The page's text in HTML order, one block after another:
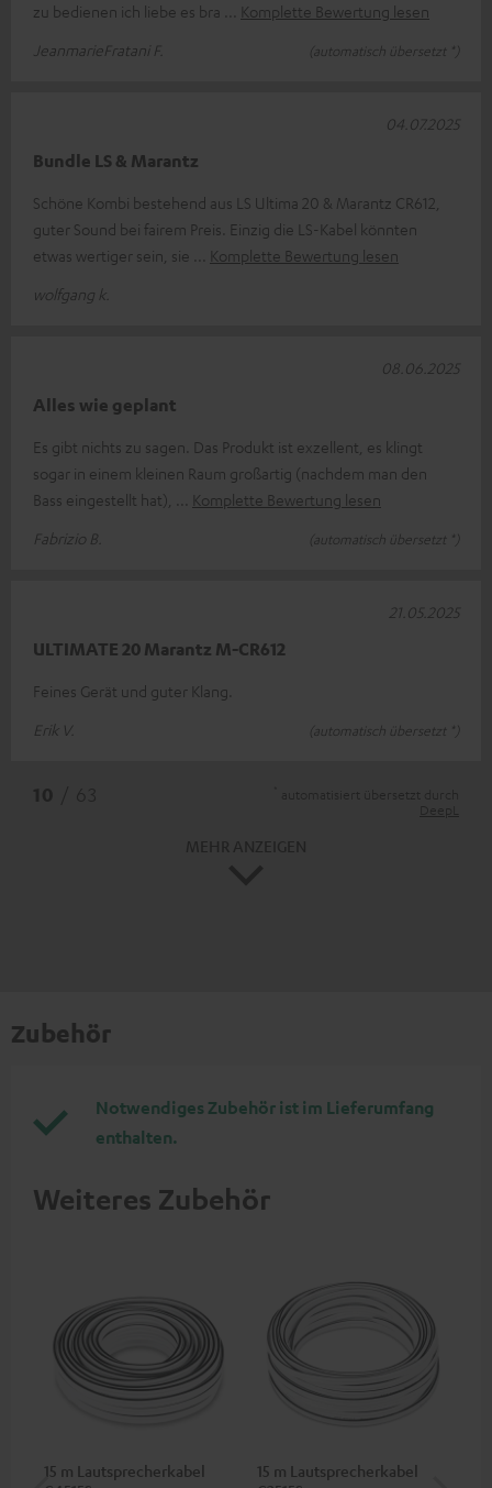
zu bedienen ich liebe es bra
Komplette Bewertung lesen
JeanmarieFratani F.
(automatisch übersetzt *)
Bundle LS & Marantz
Schöne Kombi bestehend aus LS Ultima 20 & Marantz CR612,
guter Sound bei fairem Preis. Einzig die LS-Kabel könnten
etwas wertiger sein, sie
Komplette Bewertung lesen
wolfgang k.
04.07.2025
Alles wie geplant
Es gibt nichts zu sagen. Das Produkt ist exzellent, es klingt
sogar in einem kleinen Raum großartig (nachdem man den
Bass eingestellt hat),
Komplette Bewertung lesen
Fabrizio B.
(automatisch übersetzt *)
08.06.2025
ULTIMATE 20 Marantz M-CR612
Feines Gerät und guter Klang.
Erik V.
(automatisch übersetzt *)
21.05.2025
Zubehör
Notwendiges Zubehör ist im Lieferumfang
enthalten.
Weiteres Zubehör
15 m Lautsprecherkabel
15 m Lautsprecherkabel